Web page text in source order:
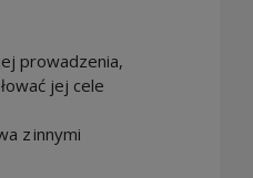
prowadzenia,
jej cele
z innymi